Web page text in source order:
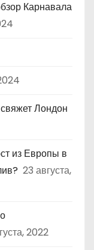
Карнавала
Лондон
из Европы в
23 августа,
2022